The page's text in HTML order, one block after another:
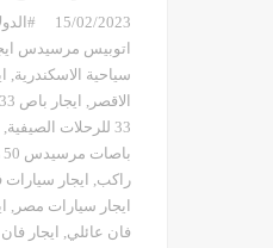
15/02/2023
اتوبيس مرسيدس
سياحية الاسكندرية,
الاقصر , ايجار باص 33 لرحلات الساحل الشمالي
33 للرحلات الصيفية
,
باصات مرسيدس 50 راكب
راكب, ايجار سيارات
ايجار سيارات مصر ,
فان عائلي, ايجار